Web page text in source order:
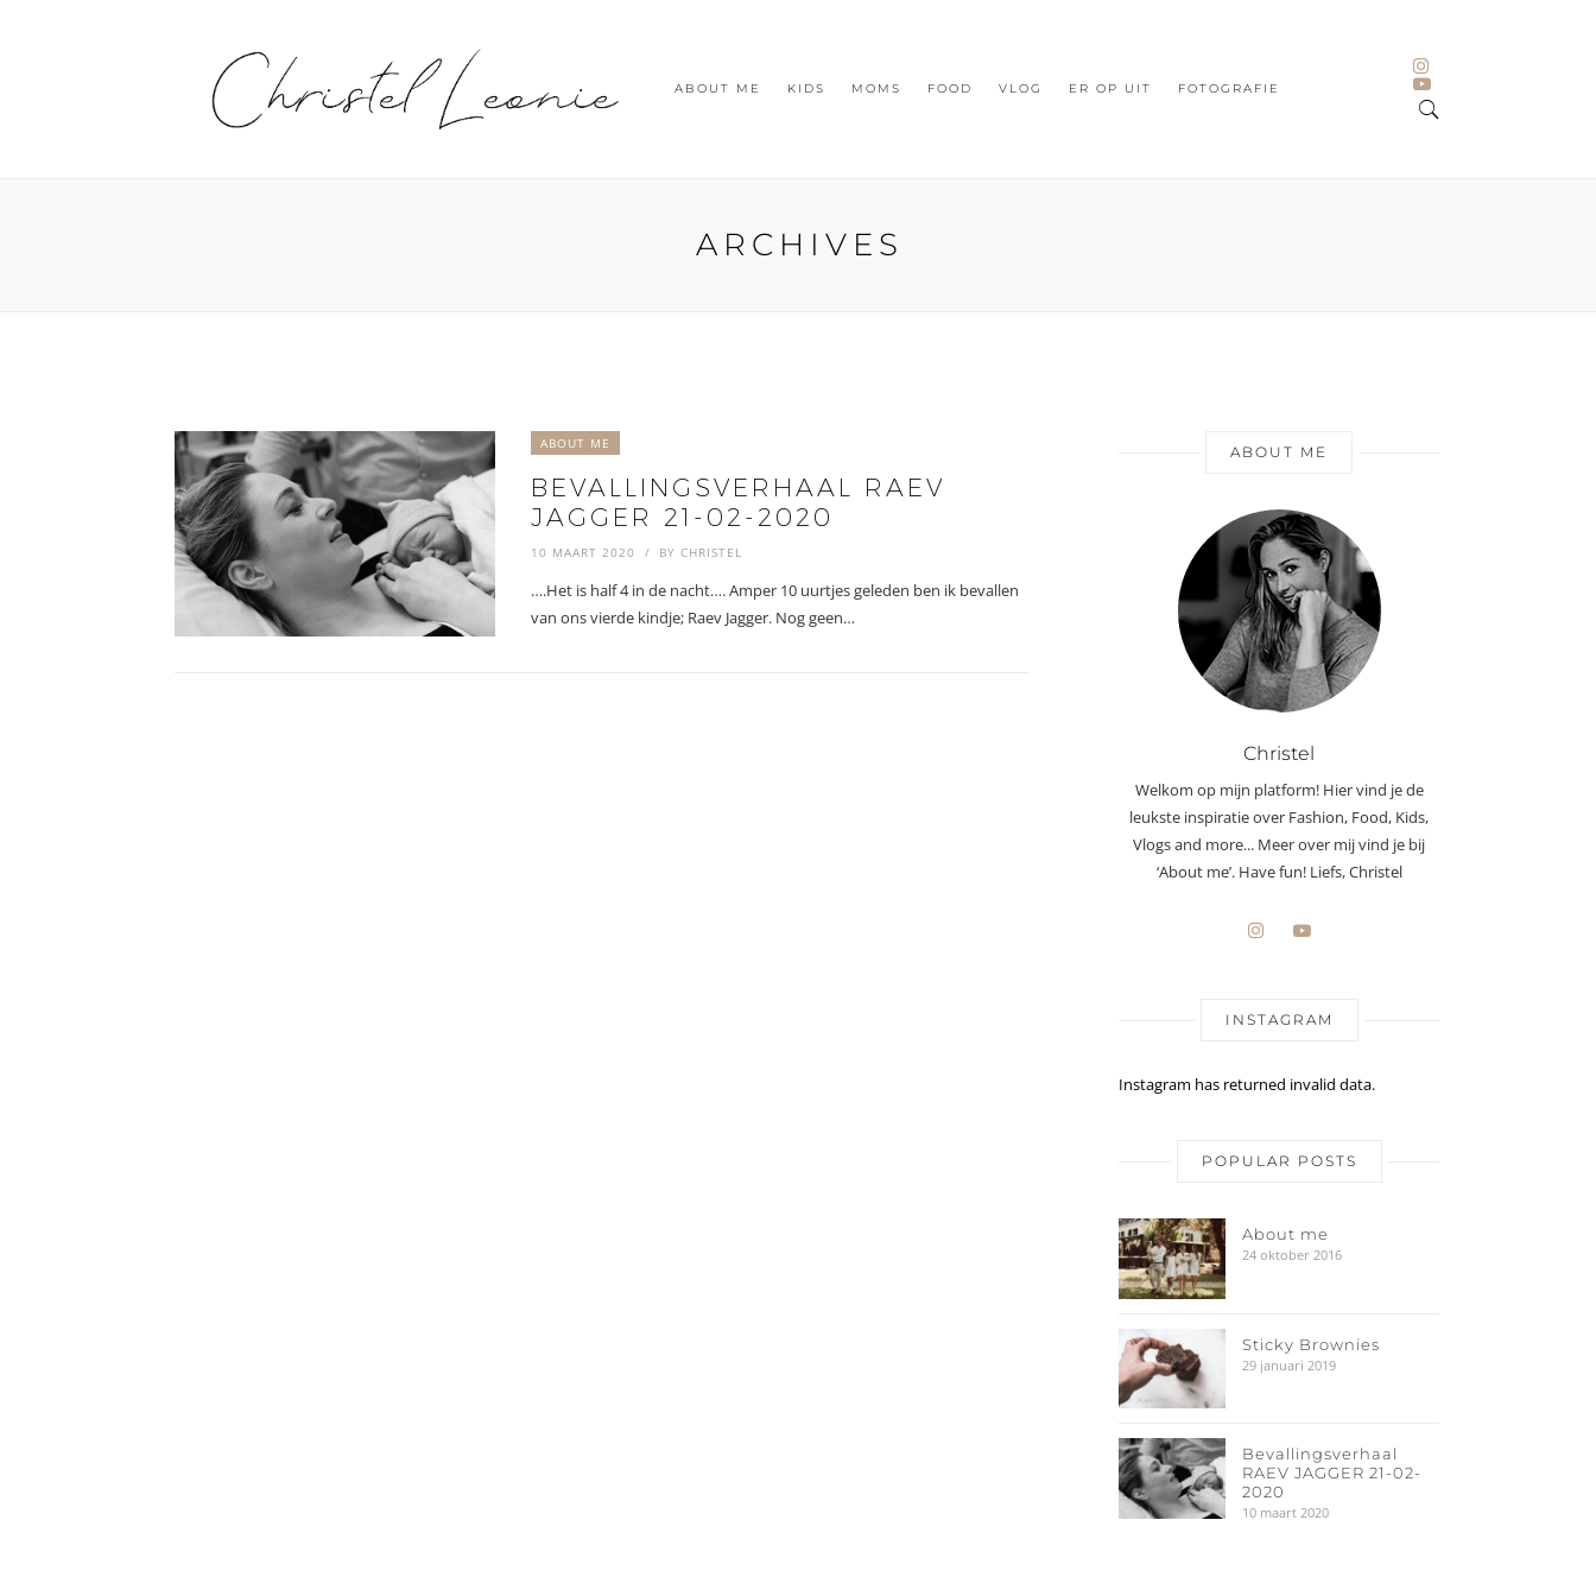
ABOUT ME KIDS MOMS FOOD VLOG ER OP UIT FOTOGRAFIE
ARCHIVES
ABOUT ME
BEVALLINGSVERHAAL RAEV
JAGGER 21-02-2020
10 MAART 2020 BY CHRISTEL
….Het is half 4 in de nacht…. Amper 10 uurtjes geleden ben ik bevallen
van ons vierde kindje; Raev Jagger. Nog geen…
ABOUT ME
Christel
Welkom op mijn platform! Hier vind je de
leukste inspiratie over Fashion, Food, Kids,
Vlogs and more... Meer over mij vind je bij
‘About me’. Have fun! Liefs, Christel
INSTAGRAM
Instagram has returned invalid data.
POPULAR POSTS
About me
24 oktober 2016
Sticky Brownies
29 januari 2019
Bevallingsverhaal
RAEV JAGGER 21-02-
2020
10 maart 2020